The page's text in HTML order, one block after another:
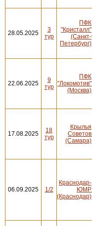
28.05.2025
3
тур
ПФК
"Кристалл"
(Санкт-
Петербург)
22.06.2025
9
тур
ПФК
"Локомотив"
(Москва)
17.08.2025
18
тур
Крылья
Советов
(Самара)
06.09.2025 1/2
Краснодар-
ЮМР
(Краснодар)